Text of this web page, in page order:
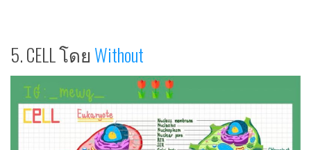
5. CELL โดย Without